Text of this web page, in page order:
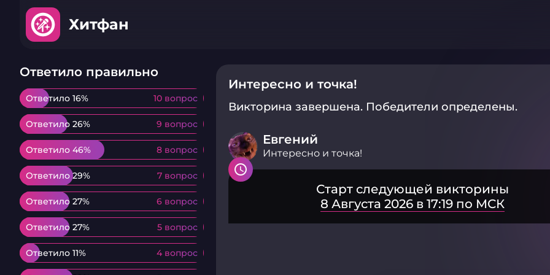
Хитфан
Ответило правильно
Ответило 16% 10 вопрос
Ответило 16% 10 вопрос
Ответило 26% 9 вопрос
Ответило 26% 9 вопрос
Ответило 46% 8 вопрос
Ответило 46% 8 вопрос
Ответило 29% 7 вопрос
Ответило 29% 7 вопрос
Ответило 27% 6 вопрос
Ответило 27% 6 вопрос
Ответило 27% 5 вопрос
Ответило 27% 5 вопрос
Ответило 11% 4 вопрос
Ответило 11% 4 вопрос
Интересно и точка!
Викторина завершена. Победители определены.
Евгений
Интересно и точка!
Старт следующей викторины
8 Августа 2026 в 17:19 по МСК